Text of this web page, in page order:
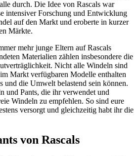
durch. Die Idee von Rascals war
intensiver Forschung und Entwicklung
auf den Markt und eroberte in kurzer
Märkte.
mehr junge Eltern auf Rascals
Materialien zählen insbesondere die
Nicht alle Windeln sind
Markt verfügbaren Modelle enthalten
und die Umwelt belastend sein können.
und Pants, die ihr verwendet und
Windeln zu empfehlen. So sind eure
versorgt und gleichzeitig habt ihr die
von Rascals